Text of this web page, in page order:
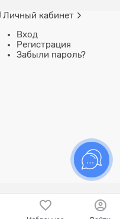
Личный кабинет
Вход
Регистрация
Забыли пароль?